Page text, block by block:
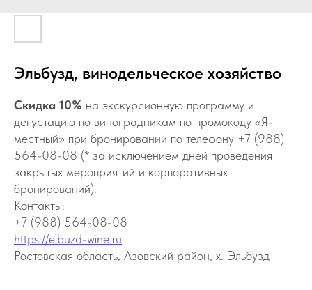
Эльбузд, винодельческое хозяйство
Скидка 10% на экскурсионную программу и
дегустацию по виноградникам по промокоду «Я-
местный» при бронировании по телефону +7 (988)
564-08-08 (* за исключением дней проведения
закрытых мероприятий и корпоративных
бронирований).
Контакты:
+7 (988) 564-08-08
https://elbuzd-wine.ru
Ростовская область, Азовский район, х. Эльбузд